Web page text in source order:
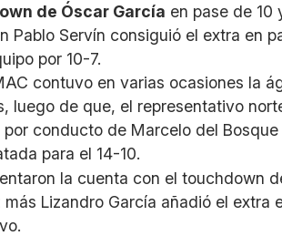
de Óscar García en pase de 10
Pablo Servín consiguió el extra en
por 10-7.
contuvo en varias ocasiones la
luego de que, el representativo
conducto de Marcelo del
para el 14-10.
la cuenta con el touchdown
Lizandro García añadió el extra